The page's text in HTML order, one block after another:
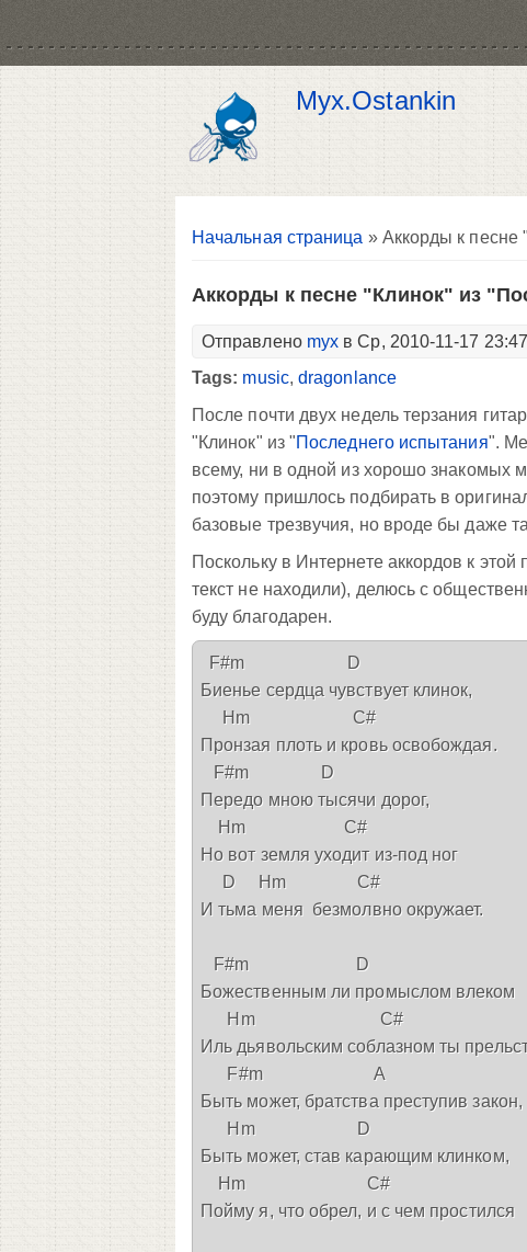
Myx.Ostankin
Вы здесь
Начальная страница » Аккорды к песне
Аккорды к песне "Клинок" из
Отправлено myx в Ср, 2010-11-17 23:47
Tags: music,dragonlance
После почти двух недель терзания
"Клинок" из "Последнего испытания".
всему, ни в одной из хорошо знакомых
поэтому пришлось подбирать в
базовые трезвучия, но вроде бы даже
Поскольку в Интернете аккордов к
текст не находили), делюсь с
буду благодарен.
  F#m                       D
Биенье сердца чувствует клинок,
     Hm                       C#
Пронзая плоть и кровь освобождая.
   F#m                D
Передо мною тысячи дорог,
    Hm                      C#
Но вот земля уходит из-под ног
     D     Hm                C#
И тьма меня  безмолвно окружает.
   F#m                        D
Божественным ли промыслом влеком
      Hm                            C#
Иль дьявольским соблазном ты
      F#m                         A
Быть может, братства преступив закон,
      Hm                       D
Быть может, став карающим клинком,
    Hm                           C#
Пойму я, что обрел, и с чем простился